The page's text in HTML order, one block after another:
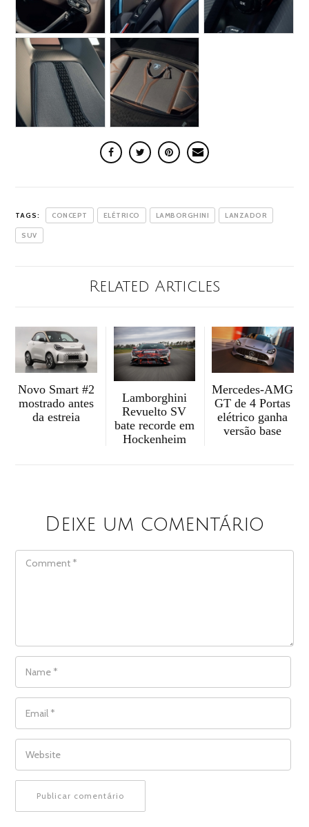
TAGS: CONCEPT ELÉTRICO LAMBORGHINI LANZADOR
SUV
Related Articles
Novo Smart #2
mostrado antes
da estreia
Lamborghini
Revuelto SV
bate recorde em
Hockenheim
Mercedes-AMG
GT de 4 Portas
elétrico ganha
versão base
Deixe um comentário